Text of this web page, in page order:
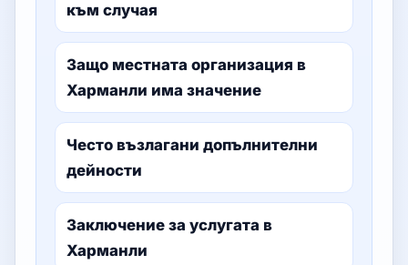
към случая
Защо местната организация в
Харманли има значение
Често възлагани допълнителни
дейности
Заключение за услугата в
Харманли